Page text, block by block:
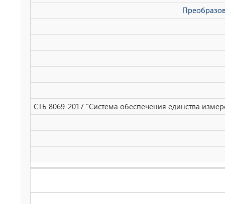
СТБ 8069-2017 "Система обеспечения единства